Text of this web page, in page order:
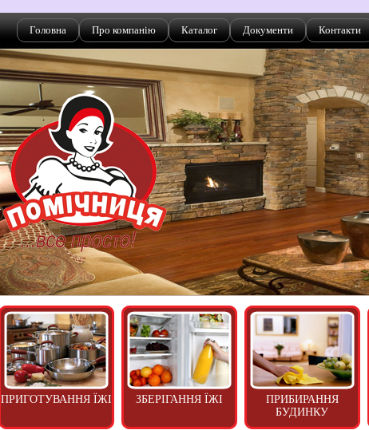
Головна
Про компанію Каталог Документи Контакти
ПРИГОТУВАННЯ ЇЖІ ЗБЕРІГАННЯ ЇЖІ
ПРИБИРАННЯ
БУДИНКУ